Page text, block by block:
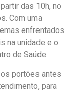
das 10h, no
Com uma
enfrentados
na unidade e o
de Saúde.
portões antes
para